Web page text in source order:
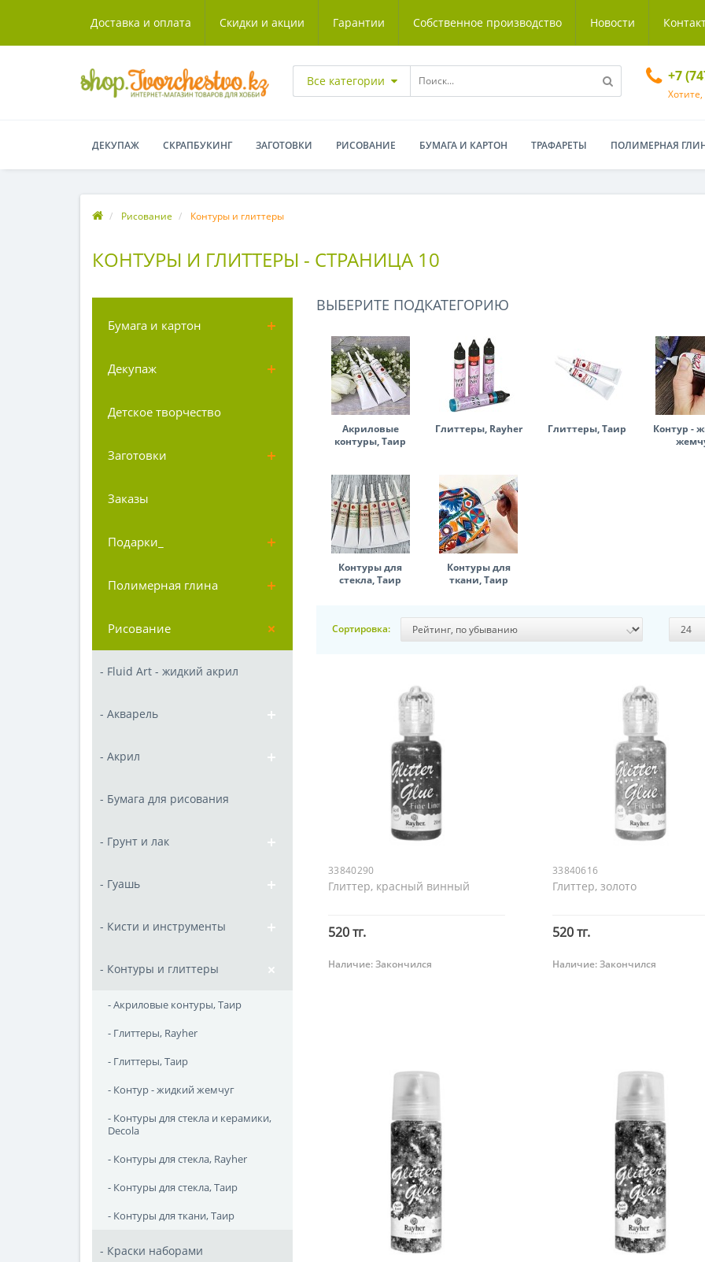
Доставка и оплата Скидки и акции Гарантии Собственное производство Новости
Все категории +7
ДЕКУПАЖ СКРАПБУКИНГ ЗАГОТОВКИ РИСОВАНИЕ БУМАГА И КАРТОН ТРАФАРЕТЫ ПОЛИМЕРНАЯ
Рисование Контуры и глиттеры
КОНТУРЫ И ГЛИТТЕРЫ - СТРАНИЦА 10
Бумага и картон
Декупаж
Детское творчество
Заготовки
Заказы
Подарки_
Полимерная глина
Рисование
- Fluid Art - жидкий акрил
- Акварель
- Акрил
- Бумага для рисования
- Грунт и лак
- Гуашь
- Кисти и инструменты
- Контуры и глиттеры
- Акриловые контуры, Таир
- Глиттеры, Rayher
- Глиттеры, Таир
- Контур - жидкий жемчуг
- Контуры для стекла и керамики,
Decola
- Контуры для стекла, Rayher
- Контуры для стекла, Таир
- Контуры для ткани, Таир
- Краски наборами
ВЫБЕРИТЕ ПОДКАТЕГОРИЮ
Акриловые
контуры, Таир
Глиттеры, Rayher Глиттеры, Таир
Контур -
Контуры для
стекла, Таир
Контуры для
ткани, Таир
Сортировка:
33840290
Глиттер, красный винный
520 тг.
Закончился
Наличие:Закончился
33840616
Глиттер, золото
520 тг.
Закончился
Наличие:Закончился